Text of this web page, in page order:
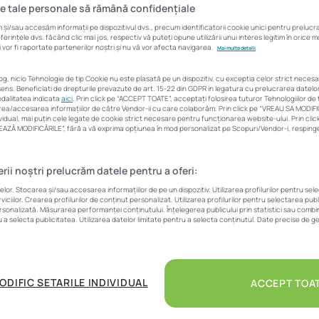
Imobiliare.ro HUB
evenimentuluiImobiliare.ro HUB Naționalîncepe mâine.
conferinței naționale, iar ziua de 24 mai este dedicată
Miercuri, 24 mai va avea loc gala decernării premiilor
tale personale să rămână confidențiale
și/sau accesăm informații pe dispozitivul dvs., precum identificatorii cookie unici pentru
dvs. făcând clic mai jos, respectiv vă puteți opune utilizării unui interes legitim în orice
fi raportate partenerilor noștri și nu vă vor afecta navigarea. Mai multe detalii
nicio Tehnologie de tip Cookie nu este plasată pe un dispozitiv, cu exceptia celor strict
Beneficiati de drepturile prevazute de art. 15-22 din GDPR in legatura cu prelucrarea
indicata aici. Prin click pe “ACCEPT TOATE”, acceptați folosirea tuturor Tehnologiilor
accesarea informațiilor de către Vendor-ii cu care colaborăm. Prin click pe “VREAU SA MODIFIC
mai puțin cele legate de cookie strict necesare pentru funcționarea website-ului. Prin click pe
MODIFICĂRILE”, fără a vă exprima opțiunea în mod personalizat pe Scopuri/Vendor-i,
noștri prelucrăm datele pentru a oferi:
Stocarea și/sau accesarea informațiilor de pe un dispozitiv. Utilizarea profilurilor pentru
Crearea profilurilor de conținut personalizat. Utilizarea profilurilor pentru selectarea
Măsurarea performanței conținutului. Înțelegerea publicului prin statistici sau
a selecta publicitatea. Utilizarea datelor limitate pentru a selecta conținutul. Date precise de
SETARILE INDIVIDUAL ACCEPT